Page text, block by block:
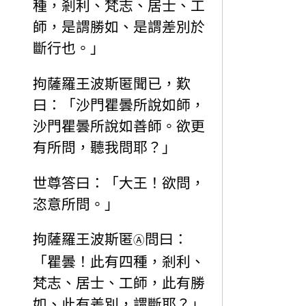
種，剎利、梵志、居士、工
師，是謂勝如、是謂差別於
斷行也。」
拘薩羅王波斯匿聞已，歎
曰：「沙門瞿曇所說如師，
沙門瞿曇所說如善師。欲更
有所問，聽我問耶？」
世尊答曰：「大王！欲問，
恣意所問。」
拘薩羅王波斯匿Ⓐ 問曰：
「瞿曇！此有四種，剎利、
梵志、居士、工師，此有勝